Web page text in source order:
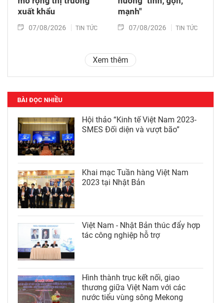
xuất khẩu
07/08/2026 TIN TỨC
mạnh"
07/08/2026 TIN TỨC
Xem thêm
BÀI ĐỌC NHIỀU
Hội thảo “Kinh tế Việt Nam 2023-
SMES Đối diện và vượt bão”
Khai mạc Tuần hàng Việt Nam
2023 tại Nhật Bản
Việt Nam - Nhật Bản thúc đẩy hợp
tác công nghiệp hỗ trợ
Hình thành trục kết nối, giao
thương giữa Việt Nam với các
nước tiểu vùng sông Mekong